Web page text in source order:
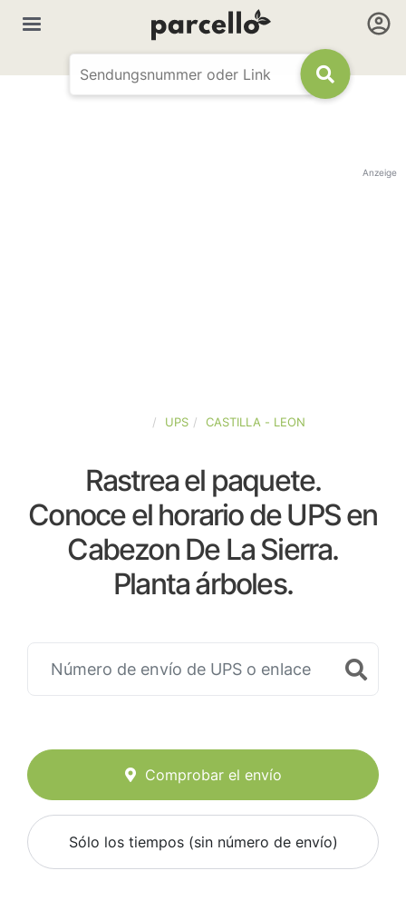
Anzeige
UPS CASTILLA - LEON
Rastrea el paquete.
Conoce el horario de UPS en
Cabezon De La Sierra.
Planta árboles.
Comprobar el envío
Sólo los tiempos (sin número de envío)